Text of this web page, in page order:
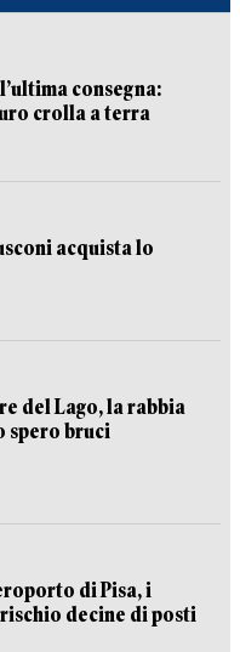
consegna:
crolla a terra
acquista lo
del Lago, la rabbia
spero bruci
di Pisa, i
decine di posti